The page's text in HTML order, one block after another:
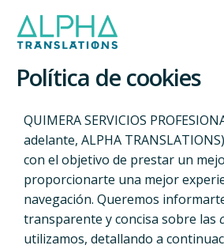
Política de cookies
QUIMERA SERVICIOS
adelante, ALPHA
con el objetivo de prestar un
proporcionarte una mejor
navegación. Queremos
transparente y concisa sobre las
utilizamos, detallando a